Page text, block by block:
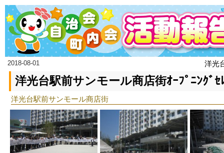
2018-08-01 洋光
洋光台駅前サンモール商店街ｵｰﾌﾟﾆﾝｸﾞｾ
洋光台駅前サンモール商店街